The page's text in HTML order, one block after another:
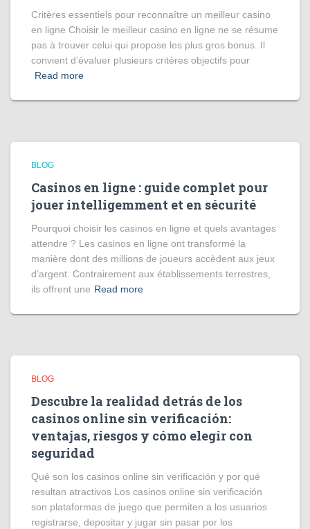
Critères essentiels pour reconnaître un meilleur casino
en ligne Choisir le meilleur casino en ligne ne se résume
pas à trouver celui qui propose les plus gros bonus. Il
convient d’évaluer plusieurs critères objectifs pour
Read more
BLOG
Casinos en ligne : guide complet pour
jouer intelligemment et en sécurité
Pourquoi choisir les casinos en ligne et quels avantages
attendre ? Les casinos en ligne ont transformé la
manière dont des millions de joueurs accèdent aux jeux
d’argent. Contrairement aux établissements terrestres,
ils offrent une Read more
BLOG
Descubre la realidad detrás de los
casinos online sin verificación:
ventajas, riesgos y cómo elegir con
seguridad
Qué son los casinos online sin verificación y por qué
resultan atractivos Los casinos online sin verificación
son plataformas de juego que permiten a los usuarios
registrarse, depositar y jugar sin pasar por los